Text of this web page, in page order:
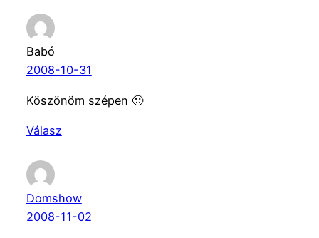
Babó
2008-10-31
Köszönöm szépen 🙂
Válasz
Domshow
2008-11-02